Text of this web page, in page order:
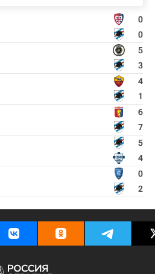
0
0
5
3
4
1
6
7
5
4
0
2